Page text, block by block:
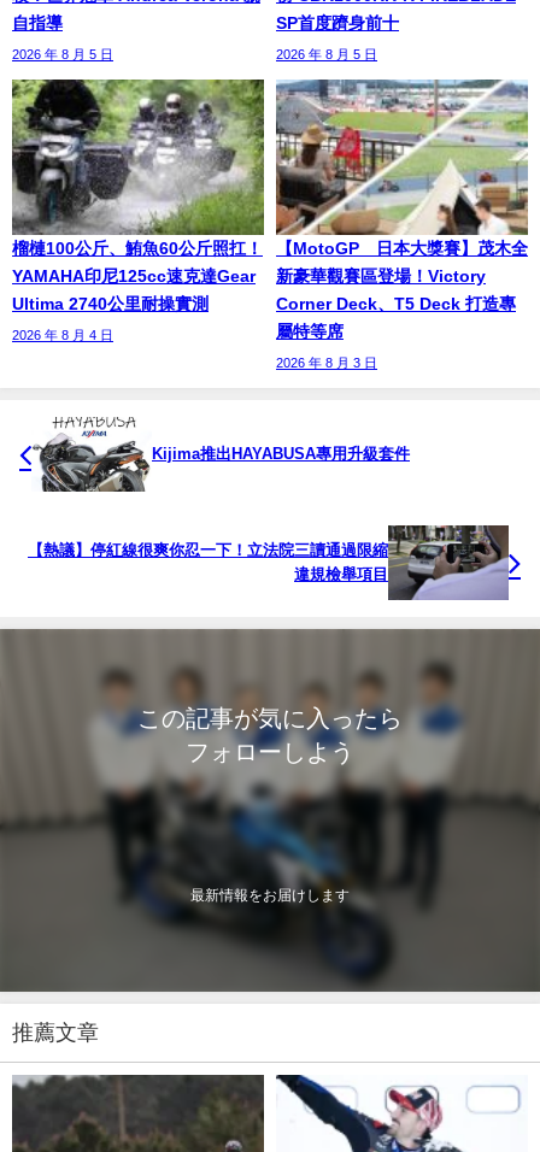
自指導
2026 年 8 月 5 日
SP首度躋身前十
2026 年 8 月 5 日
榴槤100公斤、鮪魚60公斤照扛！
YAMAHA印尼125cc速克達Gear
Ultima 2740公里耐操實測
2026 年 8 月 4 日
【MotoGP™日本大獎賽】茂木全
新豪華觀賽區登場！Victory
Corner Deck、T5 Deck 打造專
屬特等席
2026 年 8 月 3 日
Kijima推出HAYABUSA專用升級套件
【熱議】停紅線很爽你忍一下！立法院三讀通過限縮
違規檢舉項目
この記事が気に入ったら
フォローしよう
最新情報をお届けします
推薦文章